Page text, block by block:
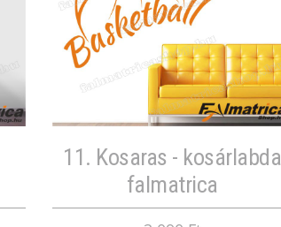
11. Kosaras - kosárlabda
falmatrica